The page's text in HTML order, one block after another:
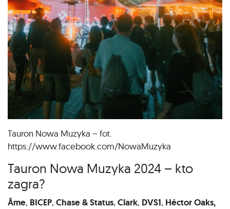
Tauron Nowa Muzyka – fot.
https://www.facebook.com/NowaMuzyka
Tauron Nowa Muzyka 2024 – kto
zagra?
Âme, BICEP, Chase & Status, Clark, DVS1, Héctor Oaks,